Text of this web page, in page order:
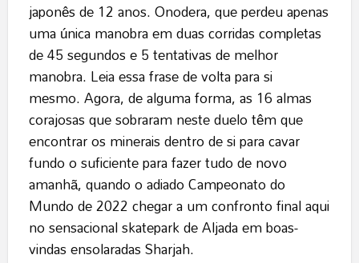
japonês de 12 anos. Onodera, que perdeu apenas
uma única manobra em duas corridas completas
de 45 segundos e 5 tentativas de melhor
manobra. Leia essa frase de volta para si
mesmo. Agora, de alguma forma, as 16 almas
corajosas que sobraram neste duelo têm que
encontrar os minerais dentro de si para cavar
fundo o suficiente para fazer tudo de novo
amanhã, quando o adiado Campeonato do
Mundo de 2022 chegar a um confronto final aqui
no sensacional skatepark de Aljada em boas-
vindas ensolaradas Sharjah.